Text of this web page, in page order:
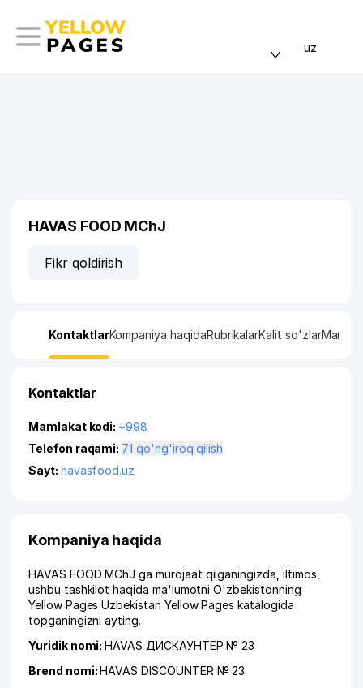
uz
HAVAS FOOD MChJ
Fikr qoldirish
KontaktlarKompaniya haqidaRubrikalarKalit so'zlarManzil
Kontaktlar
Mamlakat kodi: +998
Telefon raqami:
71 qo'ng'iroq qilish
Sayt: havasfood.uz
Kompaniya haqida
HAVAS FOOD MChJ ga murojaat qilganingizda, iltimos,
ushbu tashkilot haqida ma'lumotni O'zbekistonning
Yellow Pages Uzbekistan Yellow Pages katalogida
topganingizni ayting.
Yuridik nomi:HAVAS ДИСКАУНТЕР № 23
Brend nomi:HAVAS DISCOUNTER № 23